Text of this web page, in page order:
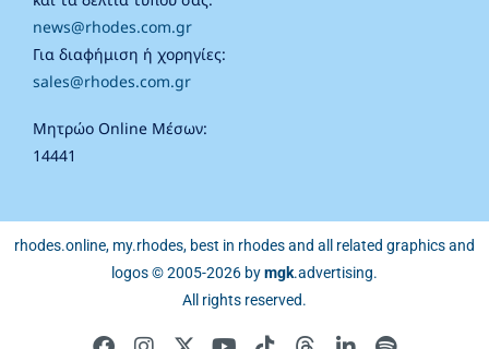
news@rhodes.com.gr
Για διαφήμιση ή χορηγίες:
sales@rhodes.com.gr
Μητρώο Online Μέσων:
14441
rhodes.online, my.rhodes, best in rhodes and all related graphics and
logos © 2005-2026 bymgk.advertising.
All rights reserved.